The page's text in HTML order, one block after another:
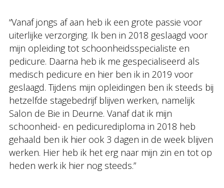
“Vanaf jongs af aan heb ik een grote passie voor
uiterlijke verzorging. Ik ben in 2018 geslaagd voor
mijn opleiding tot schoonheidsspecialiste en
pedicure. Daarna heb ik me gespecialiseerd als
medisch pedicure en hier ben ik in 2019 voor
geslaagd. Tijdens mijn opleidingen ben ik steeds bij
hetzelfde stagebedrijf blijven werken, namelijk
Salon de Bie in Deurne. Vanaf dat ik mijn
schoonheid- en pedicurediploma in 2018 heb
gehaald ben ik hier ook 3 dagen in de week blijven
werken. Hier heb ik het erg naar mijn zin en tot op
heden werk ik hier nog steeds.”